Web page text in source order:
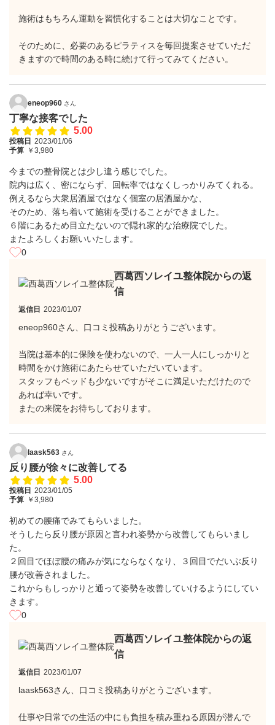
施術はもちろん運動を習慣化することは大切なことです。
そのために、必要のあるピラティスを毎回提案させていただ
きますので時間のある時に続けて行ってみてください。
eneop960 さん
丁寧な接客でした
5.00
投稿日 2023/01/06
予算 ￥3,980
今までの整骨院とは少し違う感じでした。
院内は広く、密にならず、回転率ではなくしっかりみてくれる。
例えるなら大衆居酒屋ではなく個室の居酒屋かな、
そのため、落ち着いて施術を受けることができました。
６階にあるため目立たないので隠れ家的な治療院でした。
またよろしくお願いいたします。
0
西葛西ソレイユ整体院からの返
信
返信日 2023/01/07
eneop960さん、口コミ投稿ありがとうございます。
当院は基本的に保険を使わないので、一人一人にしっかりと
時間をかけ施術にあたらせていただいています。
スタッフもベッドも少ないですがそこに満足いただけたので
あれば幸いです。
またの来院をお待ちしております。
laask563 さん
反り腰が徐々に改善してる
5.00
投稿日 2023/01/05
予算 ￥3,980
初めての腰痛でみてもらいました。
そうしたら反り腰が原因と言われ姿勢から改善してもらいまし
た。
２回目でほぼ腰の痛みが気にならなくなり、３回目でだいぶ反り
腰が改善されました。
これからもしっかりと通って姿勢を改善していけるようにしてい
きます。
0
西葛西ソレイユ整体院からの返
信
返信日 2023/01/07
laask563さん、口コミ投稿ありがとうございます。
仕事や日常での生活の中にも負担を積み重ねる原因が潜んで